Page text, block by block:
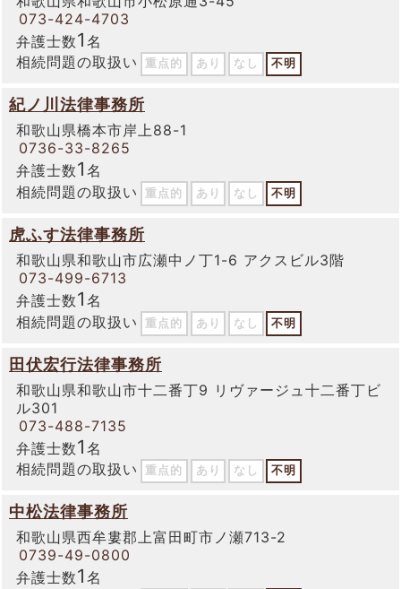
073-424-4703
弁護士数1 名
相続問題の取扱い
重点的 あり なし 不明
紀ノ川法律事務所
和歌山県橋本市岸上88-1
0736-33-8265
弁護士数1 名
相続問題の取扱い
重点的 あり なし 不明
虎ふす法律事務所
和歌山県和歌山市広瀬中ノ丁1-6 アクスビル3階
073-499-6713
弁護士数1 名
相続問題の取扱い
重点的 あり なし 不明
田伏宏行法律事務所
和歌山県和歌山市十二番丁9 リヴァージュ十二番丁ビ
ル301
073-488-7135
弁護士数1 名
相続問題の取扱い
重点的 あり なし 不明
中松法律事務所
和歌山県西牟婁郡上富田町市ノ瀬713-2
0739-49-0800
弁護士数1 名